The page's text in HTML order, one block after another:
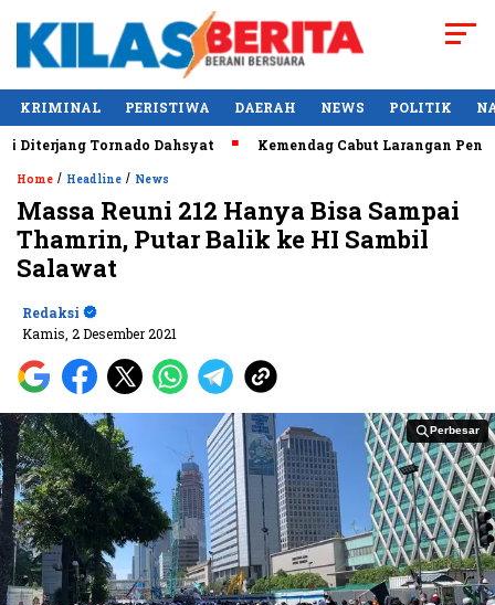
KRIMINAL PERISTIWA DAERAH NEWS POLITIK
Tornado Dahsyat Kemendag Cabut Larangan
Home / Headline / News
Massa Reuni 212 Hanya Bisa Sampai
Thamrin, Putar Balik ke HI Sambil
Salawat
Redaksi
Kamis, 2 Desember 2021
Perbesar
Perbesar